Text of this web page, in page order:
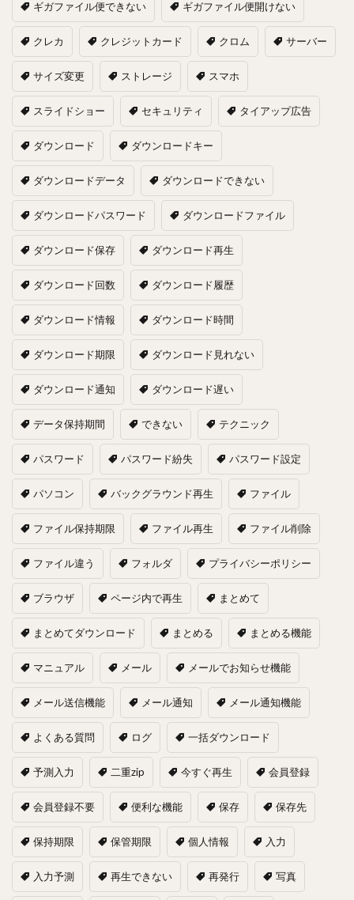
ギガファイル便できない ギガファイル便開けない
クレカ クレジットカード クロム サーバー
サイズ変更 ストレージ スマホ
スライドショー セキュリティ タイアップ広告
ダウンロード ダウンロードキー
ダウンロードデータ ダウンロードできない
ダウンロードパスワード ダウンロードファイル
ダウンロード保存 ダウンロード再生
ダウンロード回数 ダウンロード履歴
ダウンロード情報 ダウンロード時間
ダウンロード期限 ダウンロード見れない
ダウンロード通知 ダウンロード遅い
データ保持期間 できない テクニック
パスワード パスワード紛失 パスワード設定
パソコン バックグラウンド再生 ファイル
ファイル保持期限 ファイル再生 ファイル削除
ファイル違う フォルダ プライバシーポリシー
ブラウザ ページ内で再生 まとめて
まとめてダウンロード まとめる まとめる機能
マニュアル メール メールでお知らせ機能
メール送信機能 メール通知 メール通知機能
よくある質問 ログ 一括ダウンロード
予測入力 二重zip 今すぐ再生 会員登録
会員登録不要 便利な機能 保存 保存先
保持期限 保管期限 個人情報 入力
入力予測 再生できない 再発行 写真